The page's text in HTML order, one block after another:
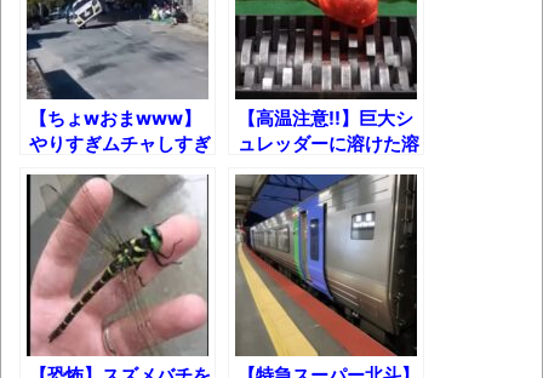
マケイン9巻＆アニメ公式ガイド感想
独学で挑んだ2026年二級建築士学科試験結
果速報（仮）
体験談：仕事で同じビルの中に入っている
グループ会社の嫁子 [ほのぼの]
葉月つばさちゃん、昔から見てるんだけど
かなりお姉さんになったね
壊れたエアコンと歌えないボク
バージョンアップ情報更新 AOMEI
【ちょwおまwww】
やりすぎムチャしすぎ
なラリードライバーた
ちｗ
【高温注意!!】巨大シ
ュレッダーに溶けた溶
岩を注ぐとどうなる？